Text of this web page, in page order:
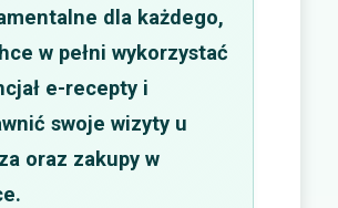
dla każdego,
w pełni wykorzystać
e-recepty i
swoje wizyty u
oraz zakupy w